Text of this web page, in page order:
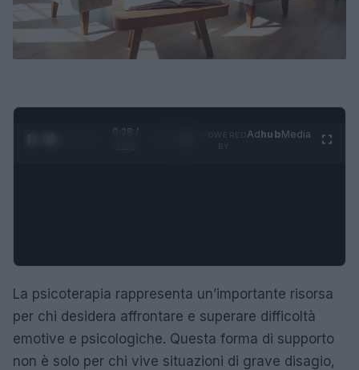
0:29 /
AdhubMedia
La psicoterapia rappresenta un’importante risorsa
per chi desidera affrontare e superare difficoltà
emotive e psicologiche. Questa forma di supporto
non è solo per chi vive situazioni di grave disagio,